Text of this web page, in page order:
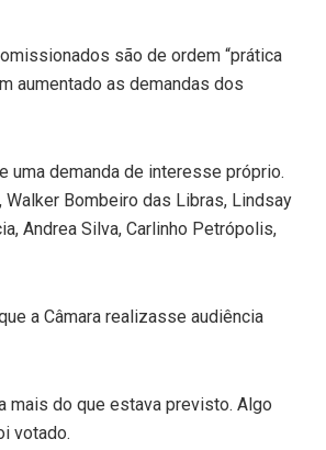
são de ordem “prática
aumentado as demandas dos
uma demanda de interesse próprio.
Bombeiro das Libras, Lindsay
Andrea Silva, Carlinho Petrópolis,
a Câmara realizasse audiência
mais do que estava previsto. Algo
votado.